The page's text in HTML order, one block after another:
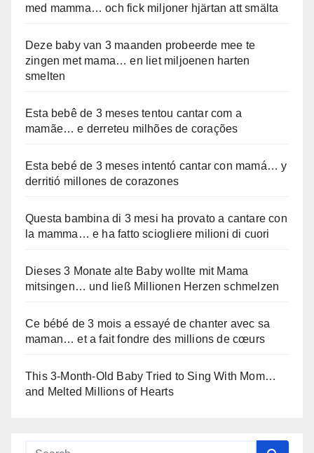
med mamma… och fick miljoner hjärtan att smälta
Deze baby van 3 maanden probeerde mee te
zingen met mama… en liet miljoenen harten
smelten
Esta bebê de 3 meses tentou cantar com a
mamãe… e derreteu milhões de corações
Esta bebé de 3 meses intentó cantar con mamá… y
derritió millones de corazones
Questa bambina di 3 mesi ha provato a cantare con
la mamma… e ha fatto sciogliere milioni di cuori
Dieses 3 Monate alte Baby wollte mit Mama
mitsingen… und ließ Millionen Herzen schmelzen
Ce bébé de 3 mois a essayé de chanter avec sa
maman… et a fait fondre des millions de cœurs
This 3-Month-Old Baby Tried to Sing With Mom…
and Melted Millions of Hearts